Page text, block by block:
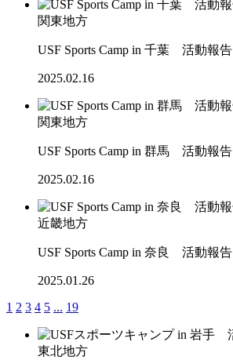
関東地方
USF Sports Camp in 千葉 活動報告
2025.02.16
関東地方
USF Sports Camp in 群馬 活動報告
2025.02.16
近畿地方
USF Sports Camp in 奈良 活動報告
2025.01.26
1 2 3 4 5 ... 19
東北地方